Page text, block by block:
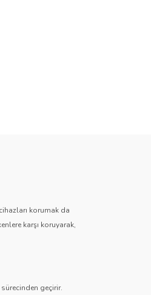
korumak da
karşı koruyarak,
geçirir.